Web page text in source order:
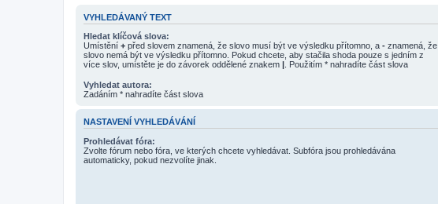
VYHLEDÁVANÝ TEXT
Hledat klíčová slova:
Umístění + před slovem znamená, že slovo musí být ve výsledku přítomno, a - znamená, že
slovo nemá být ve výsledku přítomno. Pokud chcete, aby stačila shoda pouze s jedním z
více slov, umístěte je do závorek oddělené znakem | . Použitím * nahradíte část slova
Vyhledat autora:
Zadáním * nahradíte část slova
NASTAVENÍ VYHLEDÁVÁNÍ
Prohledávat fóra:
Zvolte fórum nebo fóra, ve kterých chcete vyhledávat. Subfóra jsou prohledávána
automaticky, pokud nezvolíte jinak.